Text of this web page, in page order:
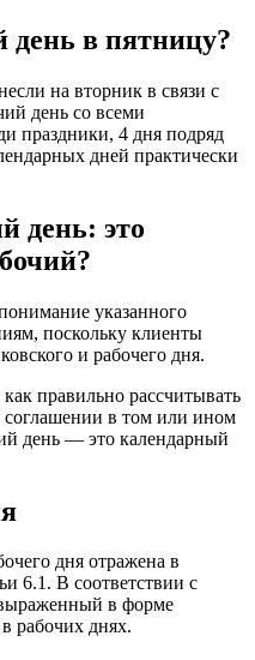
день в пятницу?
на вторник в связи с
день со всеми
праздники, 4 дня подряд
дней практически
день: это
указанного
поскольку клиенты
и рабочего дня.
правильно рассчитывать
соглашении в том или ином
день — это календарный
дня отражена в
6.1. В соответствии с
в форме
рабочих днях.